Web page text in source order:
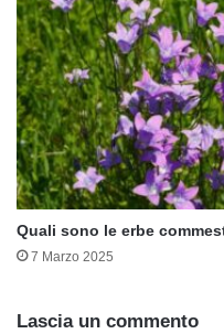
Quali sono le erbe
7 Marzo 2025
Lascia un commento